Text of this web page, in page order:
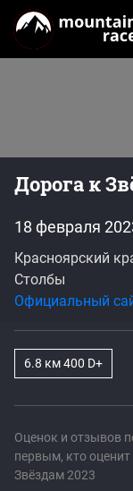
Дорога к
Оценок и отзывов
первым, кто
Звёздам 2023
18 февраля
Красноярский
Столбы
Официальный
6.8 км 400 D+